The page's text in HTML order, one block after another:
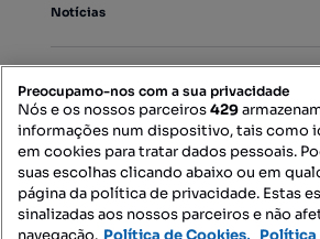
Notícias
Mapa do Site
Contacte-nos
Preocupamo-nos com a sua privacidade
Nós e os nossos parceiros429
informações num dispositivo, tais como
em cookies para tratar dados pessoais.
suas escolhas clicando abaixo ou em
página da política de privacidade. Estas
sinalizadas aos nossos parceiros e não
navegação. Política de Cookies, Política